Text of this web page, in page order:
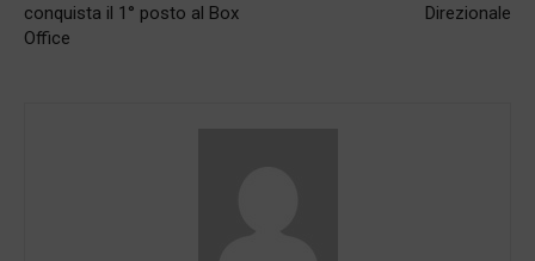
conquista il 1° posto al Box
Office
Direzionale